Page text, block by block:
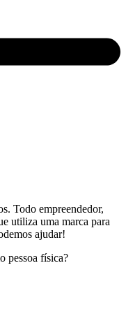
Todo empreendedor,
utiliza uma marca para
ajudar!
pessoa física?